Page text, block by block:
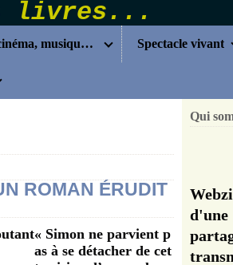
Festival (cinéma, musique...) Spectacle vivant
ROMAN ÉRUDIT
« Simon ne parvient p
as à se détacher de cet
Qui